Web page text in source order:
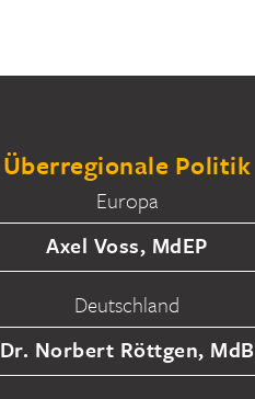
Überregionale Politik
Europa
Axel Voss, MdEP
Deutschland
Dr. Norbert Röttgen, MdB